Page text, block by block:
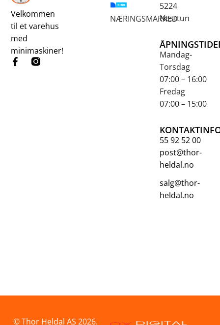
Velkommen
til et varehus
med
minimaskiner!
5224
Nesttun
Mandag-
Torsdag
07:00 – 16:00
Fredag
07:00 – 15:00
55 92 52 00
post@thor-
heldal.no
salg@thor-
heldal.no
NÆRINGSMARKED
© Thor Heldal AS 2026.